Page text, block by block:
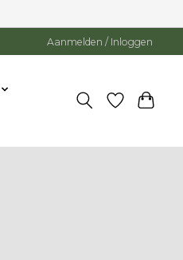
Aanmelden / Inloggen